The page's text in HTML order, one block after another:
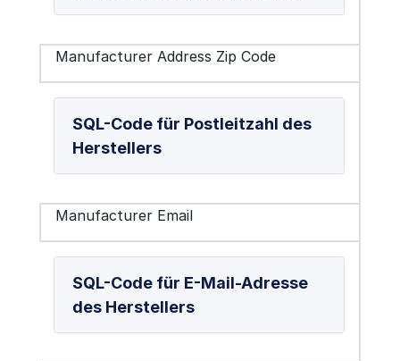
Manufacturer Address Zip Code
SQL-Code für Postleitzahl des
Herstellers
Manufacturer Email
SQL-Code für E-Mail-Adresse
des Herstellers